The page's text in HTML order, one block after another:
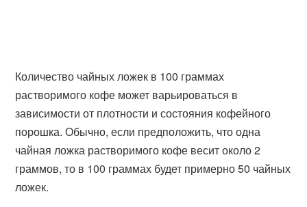
Количество чайных ложек в 100 граммах
растворимого кофе может варьироваться в
зависимости от плотности и состояния кофейного
порошка. Обычно, если предположить, что одна
чайная ложка растворимого кофе весит около 2
граммов, то в 100 граммах будет примерно 50 чайных
ложек.